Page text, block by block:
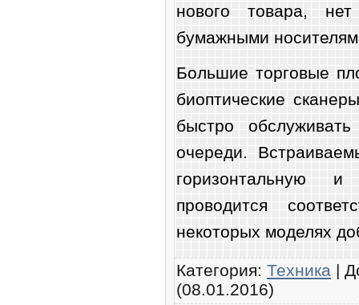
нового товара,
бумажными
Большие торговые
биоптические
быстро
очереди.
горизонтальную и
проводится
некоторых моделях
Категория: Техника |
(08.01.2016)